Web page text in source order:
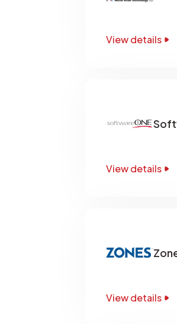
View details
View details
View details